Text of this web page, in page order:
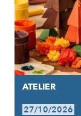
ATELIER
27/10/2026